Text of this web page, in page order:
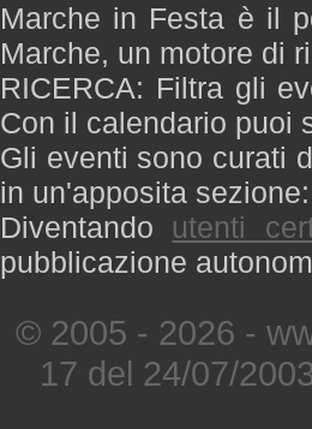
Marche in Festa è il
Marche, un motore di
RICERCA: Filtra gli
Con il calendario puoi
Gli eventi sono curati
in un'apposita sezione:
Diventando utenti
pubblicazione
© 2005 - 2026 -
17 del 24/07/